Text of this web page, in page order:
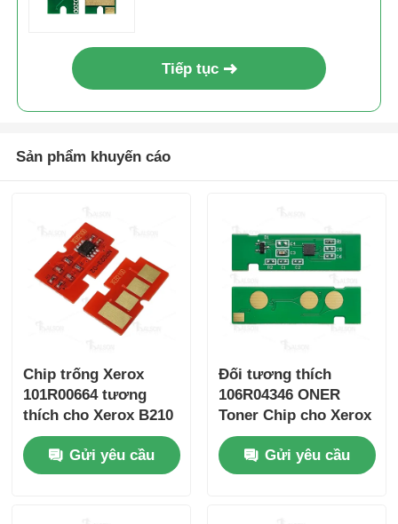
Pantum Chip
CT202683
CM310
dw
CT202684
Fuji
Tiếp tục
Sản phẩm khuyến cáo
Chip trống Xerox
101R00664 tương
thích cho Xerox B210
B205 B215
Gửi yêu cầu
Đối tương thích
106R04346 ONER
Toner Chip cho Xerox
B215 B210 B205
Gửi yêu cầu